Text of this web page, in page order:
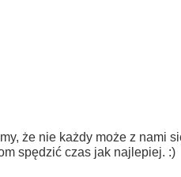
że nie każdy może z nami
spędzić czas jak najlepiej. :)